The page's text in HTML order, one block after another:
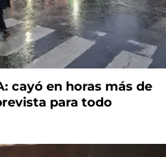
cayó en horas más de
para todo